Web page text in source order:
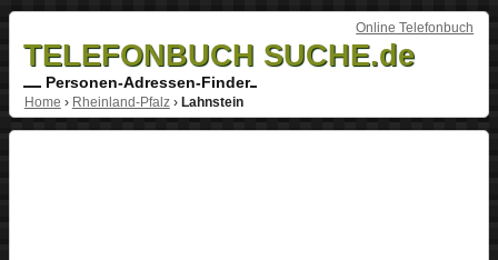
Online Telefonbuch
TELEFONBUCH SUCHE.de
Personen-Adressen-Finder
Home › Rheinland-Pfalz› Lahnstein